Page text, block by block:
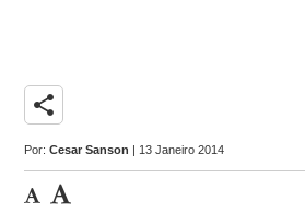
share
Por:Cesar Sanson | 13 Janeiro 2014